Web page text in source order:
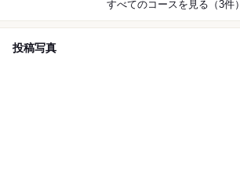
すべてのコースを見る（3件）
投稿写真